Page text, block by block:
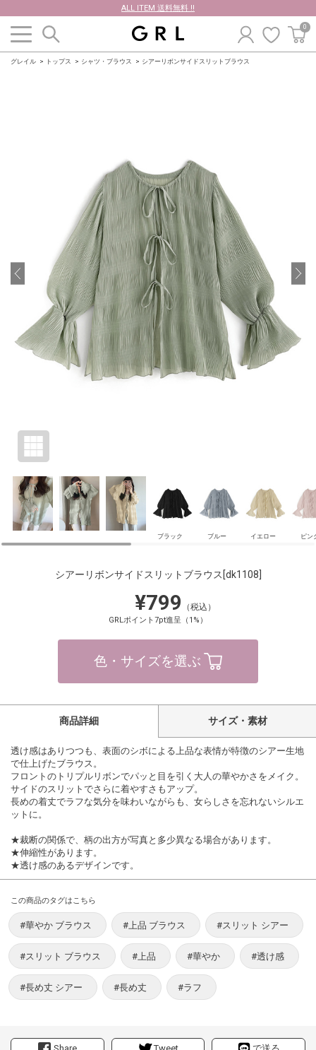
ALL ITEM 送料無料 !!
0
グレイル トップス シャツ・ブラウス シアーリボンサイドスリットブラウス
ブラック ブルー イエロー ピン
シアーリボンサイドスリットブラウス [dk1108]
¥799 （税込）
GRLポイント7pt進呈（1%）
色・サイズを選ぶ
商品詳細 サイズ・素材
透け感はありつつも、表面のシボによる上品な表情が特徴のシアー生地
で仕上げたブラウス。
フロントのトリプルリボンでパッと目を引く大人の華やかさをメイク。
サイドのスリットでさらに着やすさもアップ。
長めの着丈でラフな気分を味わいながらも、女らしさを忘れないシルエ
ットに。
★裁断の関係で、柄の出方が写真と多少異なる場合があります。
★伸縮性があります。
★透け感のあるデザインです。
この商品のタグはこちら
#華やか ブラウス #上品 ブラウス #スリット シアー
#スリット ブラウス #上品 #華やか #透け感
#長め丈 シアー #長め丈 #ラフ